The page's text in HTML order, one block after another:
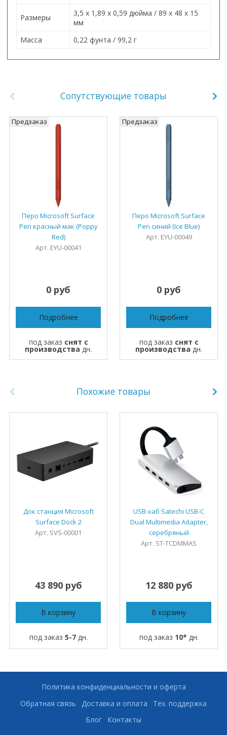
Размеры
3,5 x 1,89 x 0,59 дюйма / 89 x 48 x 15
мм
Масса
0,22 фунта / 99,2 г
Сопутствующие товары
Перо Microsoft Surface
Pen красный мак (Poppy
Red)
Арт. EYU-00041
Предзаказ
0 руб
Подробнее
под заказ снят с
производства дн.
Перо Microsoft Surface
Pen синий (Ice Blue)
Арт. EYU-00049
Предзаказ
0 руб
Подробнее
под заказ снят с
производства дн.
Похожие товары
Док станция Microsoft
Surface Dock 2
Арт. SVS-00001
43 890 руб
В корзину
под заказ 5-7дн.
USB-хаб Satechi USB-C
Dual Multimedia Adapter,
серебряный
Арт. ST-TCDMMAS
12 880 руб
В корзину
под заказ 10* дн.
Политика конфиденциальности и оферта
Обратная связь
Доставка и оплата
Тех. поддержка
Блог
Контакты